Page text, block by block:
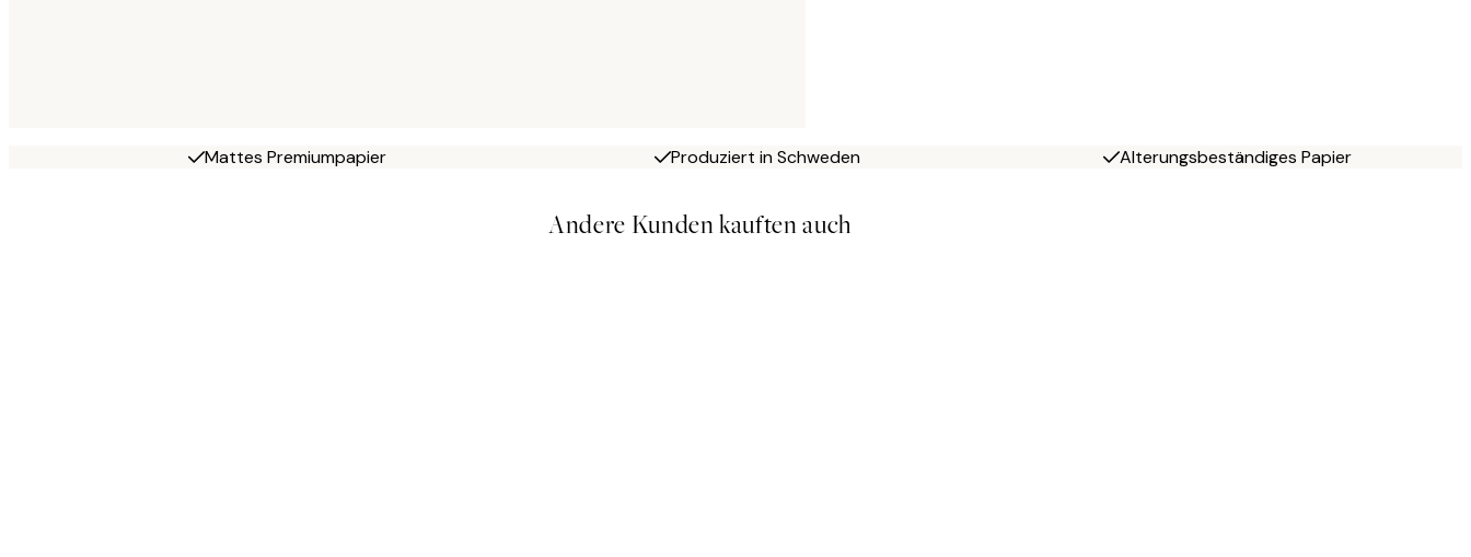
Mattes Premiumpapier Produziert in Schweden Alterungsbeständiges Papier
Andere Kunden kauften auch